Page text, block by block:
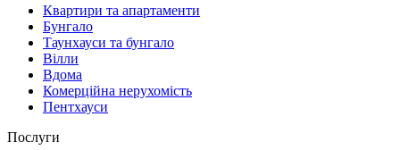
Квартири та апартаменти
Бунгало
Таунхауси та бунгало
Вілли
Вдома
Комерційна нерухомість
Пентхауси
Послуги